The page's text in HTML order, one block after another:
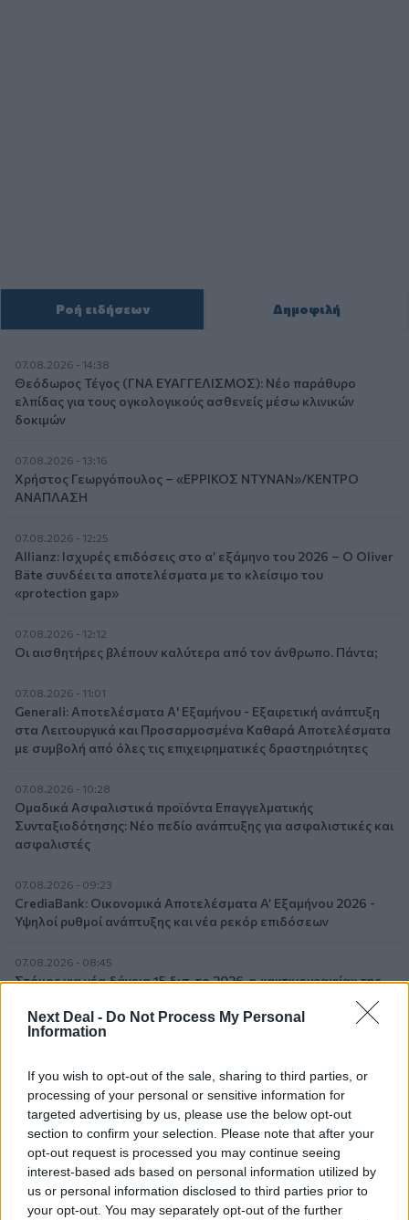
Next Deal - Do Not Process My Personal
Information
If you wish to opt-out of the sale, sharing to third parties, or
processing of your personal or sensitive information for
targeted advertising by us, please use the below opt-out
section to confirm your selection. Please note that after your
opt-out request is processed you may continue seeing
interest-based ads based on personal information utilized by
us or personal information disclosed to third parties prior to
your opt-out. You may separately opt-out of the further
Ροή ειδήσεων Δημοφιλή
07.08.2026 - 14:38
Θεόδωρος Τέγος (ΓΝΑ ΕΥΑΓΓΕΛΙΣΜΟΣ): Νέο παράθυρο
ελπίδας για τους ογκολογικούς ασθενείς μέσω κλινικών
δοκιμών
07.08.2026 - 13:16
Χρήστος Γεωργόπουλος – «ΕΡΡΙΚΟΣ ΝΤΥΝΑΝ»/ΚΕΝΤΡΟ
ΑΝΑΠΛΑΣΗ
07.08.2026 - 12:25
Allianz: Ισχυρές επιδόσεις στο α’ εξάμηνο του 2026 – Ο Oliver
Bäte συνδέει τα αποτελέσματα με το κλείσιμο του
«protection gap»
07.08.2026 - 12:12
Οι αισθητήρες βλέπουν καλύτερα από τον άνθρωπο. Πάντα;
07.08.2026 - 11:01
Generali: Αποτελέσματα Α' Εξαμήνου - Εξαιρετική ανάπτυξη
στα Λειτουργικά και Προσαρμοσμένα Καθαρά Αποτελέσματα
με συμβολή από όλες τις επιχειρηματικές δραστηριότητες
07.08.2026 - 10:28
Ομαδικά Ασφαλιστικά προϊόντα Επαγγελματικής
Συνταξιοδότησης: Νέο πεδίο ανάπτυξης για ασφαλιστικές και
ασφαλιστές
07.08.2026 - 09:23
CrediaBank: Οικονομικά Αποτελέσματα A’ Εξαμήνου 2026 -
Υψηλοί ρυθμοί ανάπτυξης και νέα ρεκόρ επιδόσεων
07.08.2026 - 08:45
Στόχος για νέα δάνεια 15 δισ. το 2026, η «ακτινογραφία» της
Metlen, μεγαλώνει ταχύτατα η CrediaBank
10.000 φορές η διεθνής επιστημονική κοινότητα παρέπεμψε
στο έργο του – Ποιος είναι ο Έλληνας χειρουργός Χρήστος
Κοντοβουνήσιος
06.08.2026 - 14:55
Μιχάλης Τάτσης, Insurance & Healthcare Analyst, διευθυντής
Επιχειρηματικής Ανάπτυξης Ομίλου HHG